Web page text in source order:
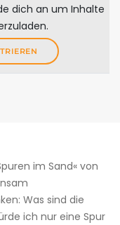
dich an um Inhalte
im Sand« von
Was sind die
ich nur eine Spur